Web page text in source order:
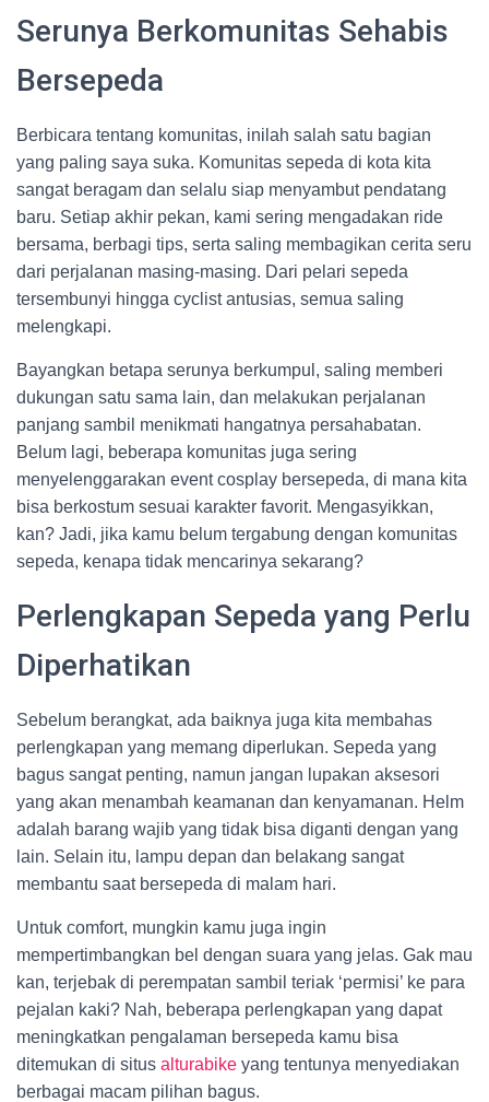
Serunya Berkomunitas Sehabis
Bersepeda
Berbicara tentang komunitas, inilah salah satu bagian
yang paling saya suka. Komunitas sepeda di kota kita
sangat beragam dan selalu siap menyambut pendatang
baru. Setiap akhir pekan, kami sering mengadakan ride
bersama, berbagi tips, serta saling membagikan cerita seru
dari perjalanan masing-masing. Dari pelari sepeda
tersembunyi hingga cyclist antusias, semua saling
melengkapi.
Bayangkan betapa serunya berkumpul, saling memberi
dukungan satu sama lain, dan melakukan perjalanan
panjang sambil menikmati hangatnya persahabatan.
Belum lagi, beberapa komunitas juga sering
menyelenggarakan event cosplay bersepeda, di mana kita
bisa berkostum sesuai karakter favorit. Mengasyikkan,
kan? Jadi, jika kamu belum tergabung dengan komunitas
sepeda, kenapa tidak mencarinya sekarang?
Perlengkapan Sepeda yang Perlu
Diperhatikan
Sebelum berangkat, ada baiknya juga kita membahas
perlengkapan yang memang diperlukan. Sepeda yang
bagus sangat penting, namun jangan lupakan aksesori
yang akan menambah keamanan dan kenyamanan. Helm
adalah barang wajib yang tidak bisa diganti dengan yang
lain. Selain itu, lampu depan dan belakang sangat
membantu saat bersepeda di malam hari.
Untuk comfort, mungkin kamu juga ingin
mempertimbangkan bel dengan suara yang jelas. Gak mau
kan, terjebak di perempatan sambil teriak ‘permisi’ ke para
pejalan kaki? Nah, beberapa perlengkapan yang dapat
meningkatkan pengalaman bersepeda kamu bisa
ditemukan di situs alturabike yang tentunya menyediakan
berbagai macam pilihan bagus.